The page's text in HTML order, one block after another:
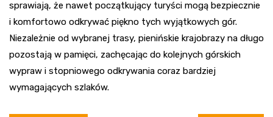
sprawiają, że nawet początkujący turyści mogą bezpiecznie
i komfortowo odkrywać piękno tych wyjątkowych gór.
Niezależnie od wybranej trasy, pienińskie krajobrazy na długo
pozostają w pamięci, zachęcając do kolejnych górskich
wypraw i stopniowego odkrywania coraz bardziej
wymagających szlaków.